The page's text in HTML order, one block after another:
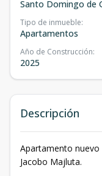
Santo Domingo de
Tipo de inmueble:
Apartamentos
Año de Construcción:
2025
Descripción
Apartamento nuevo
Jacobo Majluta.